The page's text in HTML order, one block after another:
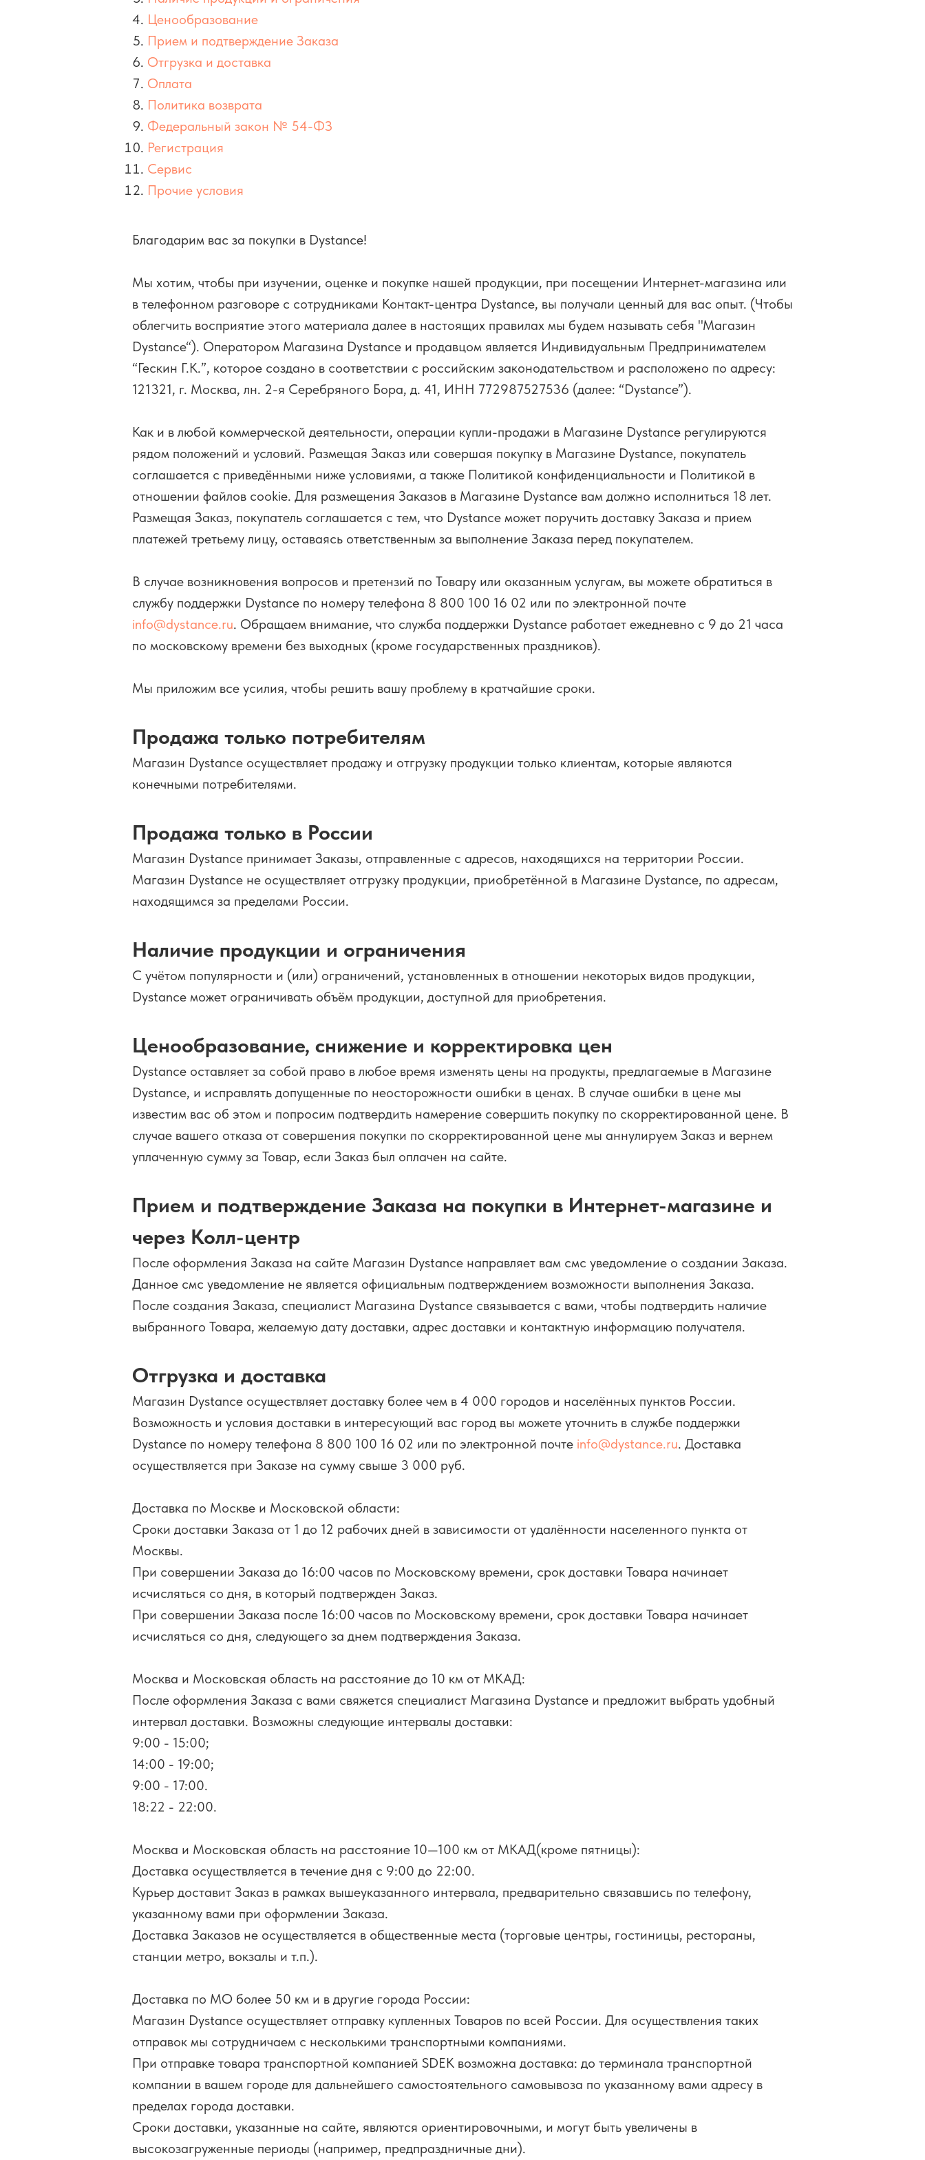
Ценообразование
Прием и подтверждение Заказа
Отгрузка и доставка
Оплата
Политика возврата
Федеральный закон № 54-ФЗ
Регистрация
Сервис
Прочие условия
Благодарим вас за покупки в Dystance!
Мы хотим, чтобы при изучении, оценке и покупке нашей продукции, при посещении Интернет-магазина или
в телефонном разговоре с сотрудниками Контакт-центра Dystance, вы получали ценный для вас опыт. (Чтобы
облегчить восприятие этого материала далее в настоящих правилах мы будем называть себя "Магазин
Dystance“). Оператором Магазина Dystance и продавцом является Индивидуальным Предпринимателем
“Гескин Г.К.”, которое создано в соответствии с российским законодательством и расположено по адресу:
121321, г. Москва, лн. 2-я Серебряного Бора, д. 41, ИНН 772987527536 (далее: “Dystance”).
Как и в любой коммерческой деятельности, операции купли-продажи в Магазине Dystance регулируются
рядом положений и условий. Размещая Заказ или совершая покупку в Магазине Dystance, покупатель
соглашается с приведёнными ниже условиями, а также Политикой конфиденциальности и Политикой в
отношении файлов cookie. Для размещения Заказов в Магазине Dystance вам должно исполниться 18 лет.
Размещая Заказ, покупатель соглашается с тем, что Dystance может поручить доставку Заказа и прием
платежей третьему лицу, оставаясь ответственным за выполнение Заказа перед покупателем.
В случае возникновения вопросов и претензий по Товару или оказанным услугам, вы можете обратиться в
службу поддержки Dystance по номеру телефона 8 800 100 16 02 или по электронной почте
info@dystance.ru. Обращаем внимание, что служба поддержки Dystance работает ежедневно c 9 до 21 часа
по московскому времени без выходных (кроме государственных праздников).
Мы приложим все усилия, чтобы решить вашу проблему в кратчайшие сроки.
Продажа только потребителям
Магазин Dystance осуществляет продажу и отгрузку продукции только клиентам, которые являются
конечными потребителями.
Продажа только в России
Магазин Dystance принимает Заказы, отправленные с адресов, находящихся на территории России.
Магазин Dystance не осуществляет отгрузку продукции, приобретённой в Магазине Dystance, по адресам,
находящимся за пределами России.
Наличие продукции и ограничения
С учётом популярности и (или) ограничений, установленных в отношении некоторых видов продукции,
Dystance может ограничивать объём продукции, доступной для приобретения.
Ценообразование, снижение и корректировка цен
Dystance оставляет за собой право в любое время изменять цены на продукты, предлагаемые в Магазине
Dystance, и исправлять допущенные по неосторожности ошибки в ценах. В случае ошибки в цене мы
известим вас об этом и попросим подтвердить намерение совершить покупку по скорректированной цене. В
случае вашего отказа от совершения покупки по скорректированной цене мы аннулируем Заказ и вернем
уплаченную сумму за Товар, если Заказ был оплачен на сайте.
Прием и подтверждение Заказа на покупки в Интернет-магазине и
через Колл-центр
После оформления Заказа на сайте Магазин Dystance направляет вам смс уведомление о создании Заказа.
Данное смс уведомление не является официальным подтверждением возможности выполнения Заказа.
После создания Заказа, специалист Магазина Dystance связывается с вами, чтобы подтвердить наличие
выбранного Товара, желаемую дату доставки, адрес доставки и контактную информацию получателя.
Отгрузка и доставка
Магазин Dystance осуществляет доставку более чем в 4 000 городов и населённых пунктов России.
Возможность и условия доставки в интересующий вас город вы можете уточнить в службе поддержки
Dystance по номеру телефона 8 800 100 16 02 или по электронной почте info@dystance.ru. Доставка
осуществляется при Заказе на сумму свыше 3 000 руб.
Доставка по Москве и Московской области:
Сроки доставки Заказа от 1 до 12 рабочих дней в зависимости от удалённости населенного пункта от
Москвы.
При совершении Заказа до 16:00 часов по Московскому времени, срок доставки Товара начинает
исчисляться со дня, в который подтвержден Заказ.
При совершении Заказа после 16:00 часов по Московскому времени, срок доставки Товара начинает
исчисляться со дня, следующего за днем подтверждения Заказа.
Москва и Московская область на расстояние до 10 км от МКАД:
После оформления Заказа с вами свяжется специалист Магазина Dystance и предложит выбрать удобный
интервал доставки. Возможны следующие интервалы доставки:
9:00 - 15:00;
14:00 - 19:00;
9:00 - 17:00.
18:22 - 22:00.
Москва и Московская область на расстояние 10—100 км от МКАД(кроме пятницы):
Доставка осуществляется в течение дня с 9:00 до 22:00.
Курьер доставит Заказ в рамках вышеуказанного интервала, предварительно связавшись по телефону,
указанному вами при оформлении Заказа.
Доставка Заказов не осуществляется в общественные места (торговые центры, гостиницы, рестораны,
станции метро, вокзалы и т.п.).
Доставка по МО более 50 км и в другие города России:
Магазин Dystance осуществляет отправку купленных Товаров по всей России. Для осуществления таких
отправок мы сотрудничаем с несколькими транспортными компаниями.
При отправке товара транспортной компанией SDEK возможна доставка: до терминала транспортной
компании в вашем городе для дальнейшего самостоятельного самовывоза по указанному вами адресу в
пределах города доставки.
Сроки доставки, указанные на сайте, являются ориентировочными, и могут быть увеличены в
высокозагруженные периоды (например, предпраздничные дни).